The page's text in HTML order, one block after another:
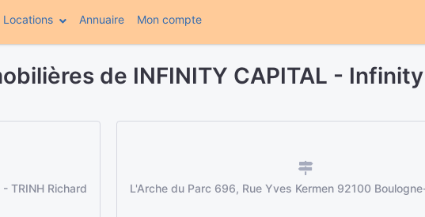
Locations Annuaire Mon compte(current)
de INFINITY CAPITAL -
TRINH Richard L'Arche du Parc 696, Rue Yves Kermen 92100